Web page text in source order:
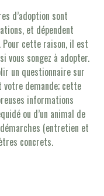
d’adoption sont
et dépendent
Pour cette raison, il est
vous songez à adopter.
un questionnaire sur
votre demande; cette
informations
ou d’un animal de
(entretien et
concrets.